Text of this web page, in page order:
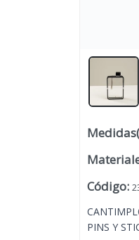
Código:
PINS Y